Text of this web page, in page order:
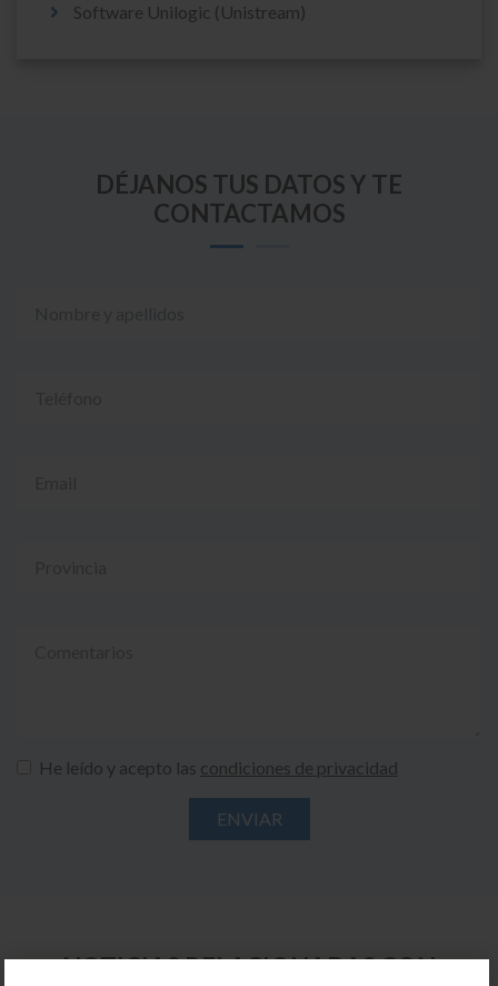
Software Unilogic (Unistream)
DÉJANOS TUS DATOS Y TE
CONTACTAMOS
He leído y acepto las condiciones de privacidad
NOTICIAS RELACIONADAS CON